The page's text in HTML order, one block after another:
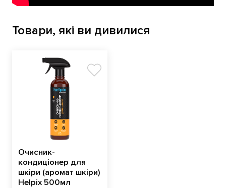
Товари, які ви дивилися
Очисник-
кондиціонер для
шкіри (аромат шкіри)
Helpix 500мл